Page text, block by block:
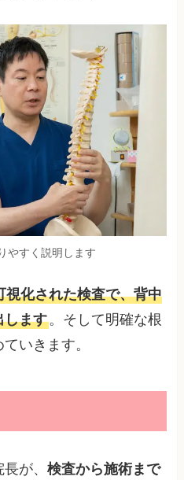
やすく説明します
視化された検査で、背中
します。そして明確な根
いきます。
長が、検査から施術まで